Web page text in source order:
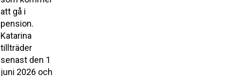
att gå i
pension.
Katarina
tillträder
senast den 1
juni 2026 och